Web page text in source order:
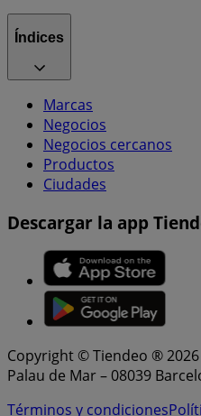
Índices
Marcas
Negocios
Negocios cercanos
Productos
Ciudades
Descargar la app
Copyright © Tiendeo ® 2026
Palau de Mar – 08039
Términos y condiciones